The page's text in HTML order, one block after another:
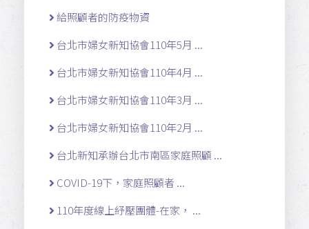
給照顧者的防疫物資
台北市婦女新知協會110年5月 ...
台北市婦女新知協會110年4月 ...
台北市婦女新知協會110年3月 ...
台北市婦女新知協會110年2月 ...
台北新知承辦台北市南區家庭照顧 ...
COVID-19下，家庭照顧者 ...
110年度線上紓壓團體-在家， ...